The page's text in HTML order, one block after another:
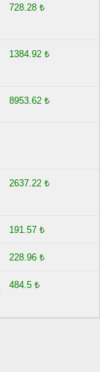
728.28 ₺
1384.92 ₺
8953.62 ₺
2637.22 ₺
191.57 ₺
228.96 ₺
484.5 ₺